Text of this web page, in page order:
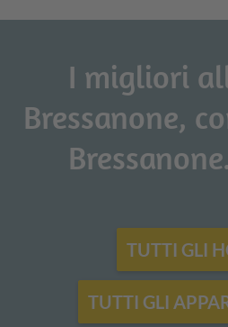
I migliori
Bressanone,
TUTTI GLI
TUTTI GLI